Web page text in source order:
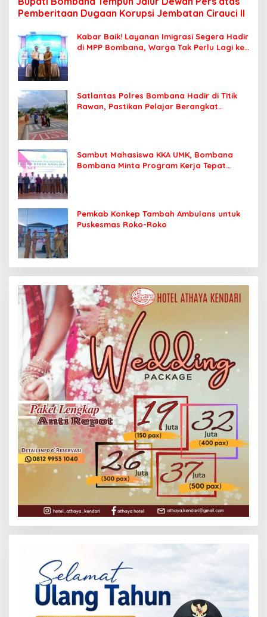
Pemberitaan Dugaan Korupsi Jembatan Cirauci II
Kabar Baik! Layanan Imigrasi Segera Hadir
di MPP Bombana, Warga Tak Perlu Lagi ke
Satlantas Polres Bombana Hadir di Titik
Rawan, Pastikan Pelajar Berangkat
Sambut Mahasiswa KKA UMK, Bombana
Bombana Minta Program Kerja Tepat
Pemkab Konkep Tambah Ambulans untuk
Puskesmas Roko-Roko